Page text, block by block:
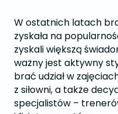
W ostatnich latach
zyskała na
zyskali większą
ważny jest aktywny
brać udział w
z siłowni, a także
specjalistów –